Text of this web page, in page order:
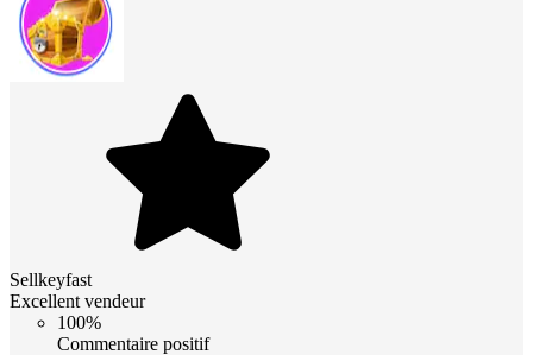
Sellkeyfast
Excellent vendeur
100%
Commentaire positif